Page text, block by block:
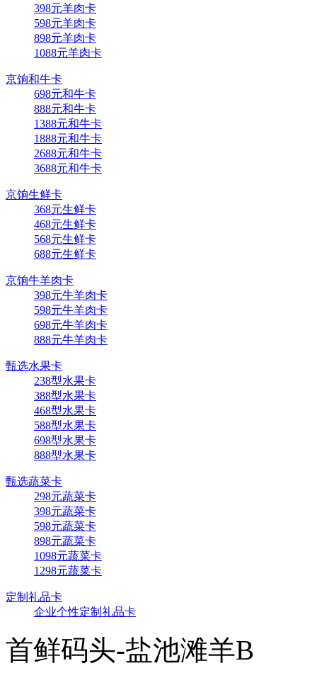
398元羊肉卡
598元羊肉卡
898元羊肉卡
1088元羊肉卡
京饷和牛卡
698元和牛卡
888元和牛卡
1388元和牛卡
1888元和牛卡
2688元和牛卡
3688元和牛卡
京饷生鲜卡
368元生鲜卡
468元生鲜卡
568元生鲜卡
688元生鲜卡
京饷牛羊肉卡
398元牛羊肉卡
598元牛羊肉卡
698元牛羊肉卡
888元牛羊肉卡
甄选水果卡
238型水果卡
388型水果卡
468型水果卡
588型水果卡
698型水果卡
888型水果卡
甄选蔬菜卡
298元蔬菜卡
398元蔬菜卡
598元蔬菜卡
898元蔬菜卡
1098元蔬菜卡
1298元蔬菜卡
定制礼品卡
企业个性定制礼品卡
首鲜码头-盐池滩羊B